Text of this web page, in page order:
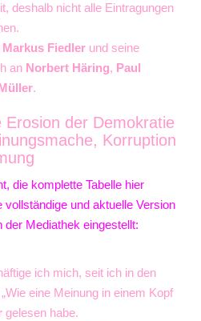
deshalb nicht alle Eintragungen
Markus Fiedler und seine
an Norbert Häring, Paul
.
Erosion der Demokratie
Korruption
die komplette Tabelle hier
vollständige und aktuelle Version
Mediathek eingestellt:
ich mich, seit ich in den
eine Meinung in einem Kopf
gelesen habe.